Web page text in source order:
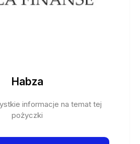
Habza
informacje na temat tej
pożyczki